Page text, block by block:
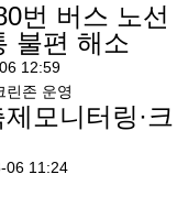
번 버스 노선
불편 해소
12:59
모니터링·크
06 11:24